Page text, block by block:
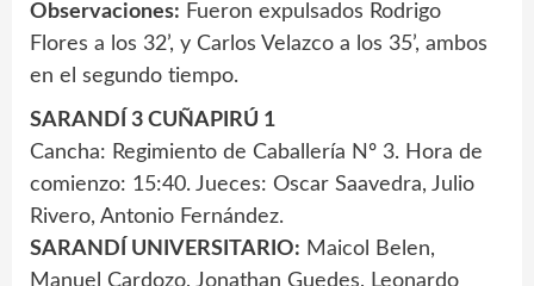
Observaciones: Fueron expulsados Rodrigo
Flores a los 32’, y Carlos Velazco a los 35’, ambos
en el segundo tiempo.
SARANDÍ 3 CUÑAPIRÚ 1
Cancha: Regimiento de Caballería Nº 3. Hora de
comienzo: 15:40. Jueces: Oscar Saavedra, Julio
Rivero, Antonio Fernández.
SARANDÍ UNIVERSITARIO: Maicol Belen,
Manuel Cardozo, Jonathan Guedes, Leonardo